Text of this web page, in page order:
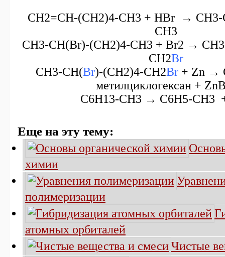
CH2=CH-(CH2)4-CH3 + HBr → CH3-
CH3
CH3-CH(Br)-(CH2)4-CH3 + Br2 →
CH2Br
CH3-CH(Br)-(CH2)4-CH2Br + Zn →
метилциклогексан +
C6H13-СH3 → С6H5-CH3
Еще на эту тему:
химии
полимеризации
атомных орбиталей
Чистые